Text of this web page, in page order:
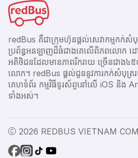
redBus គឺជាក្រុមហ៊ុនផ្តល់សេវាកម្មកក់សំបុ
ប្រព័ន្ធអនឡាញដ៏ធំជាងគេលើពិភពលោក
អតិថិជនដែលមានភាពរីករាយ ច្រើនជាង​
លោក។ redBus ផ្ដល់ជូននូវការកក់សំបុត្ររ
គេហទំព័រ កម្មវិធីទូរស័ព្ចនៅលើ iOS និង
ទាំងអស់។
Ⓒ 2026 REDBUS VIETNAM